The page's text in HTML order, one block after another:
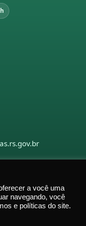
498 – Centro –
a você uma
navegando, você
e políticas do site.